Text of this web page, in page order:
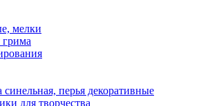
мелки
перья декоративные
для творчества